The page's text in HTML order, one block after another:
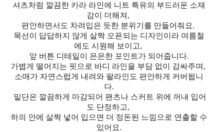
셔츠처럼 깔끔한 카라 라인에 니트 특유의 부드러운 소재
감이 더해져,
편안하면서도 차려입은 듯한 분위기를 만들어줘요.
목선이 답답하지 않게 살짝 오픈되는 디자인이라 여름철
에도 시원해 보이고,
앞 버튼 디테일이 은은한 포인트가 되어줍니다.
가볍게 떨어지는 핏으로 바디 라인을 부담 없이 감싸주며,
소매가 자연스럽게 내려와 팔라인도 편안하게 커버됩니
다.
밑단은 깔끔하게 마감되어 팬츠나 스커트 위에 꺼내 입어
도 단정하고,
하의 안에 살짝 넣어 입으면 더 정돈된 느낌으로 연출할 수
있어요.